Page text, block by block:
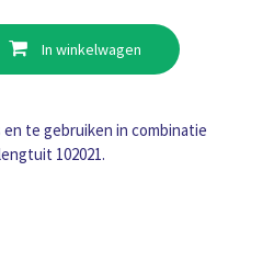
In winkelwagen
en te gebruiken in combinatie
102021.